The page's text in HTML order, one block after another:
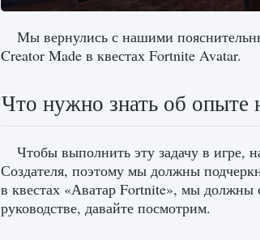
Мы вернулись с нашими
Creator Made в квестах Fortnite Avatar.
Что нужно знать об опыте
Чтобы выполнить эту задачу в игре,
Создателя, поэтому мы должны
в квестах «Аватар Fortnite», мы должны
руководстве, давайте посмотрим.